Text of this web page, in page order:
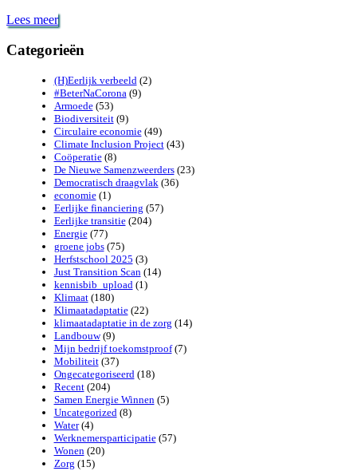
Lees meerMobiliteitsarmoede:
vaag
begrip
concreet
probleem?
Categorieën
(H)Eerlijk verbeeld(2)
#BeterNaCorona(9)
Armoede(53)
Biodiversiteit(9)
Circulaire economie(49)
Climate Inclusion Project(43)
Coöperatie(8)
De Nieuwe Samenzweerders(23)
Democratisch draagvlak(36)
economie(1)
Eerlijke financiering (57)
Eerlijke transitie(204)
Energie(77)
groene jobs(75)
Herfstschool 2025 (3)
Just Transition Scan(14)
kennisbib_upload(1)
Klimaat(180)
Klimaatadaptatie(22)
klimaatadaptatie in de zorg (14)
Landbouw(9)
Mijn bedrijf toekomstproof(7)
Mobiliteit(37)
Ongecategoriseerd(18)
Recent(204)
Samen Energie Winnen(5)
Uncategorized(8)
Water(4)
Werknemersparticipatie(57)
Wonen(20)
Zorg (15)